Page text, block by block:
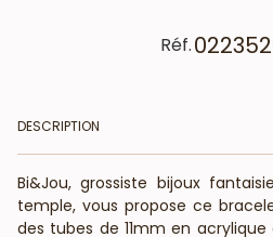
Réf.
DESCRIPTION
Bi&Jou, grossiste bijoux
temple, vous propose ce
des tubes de 11mm en